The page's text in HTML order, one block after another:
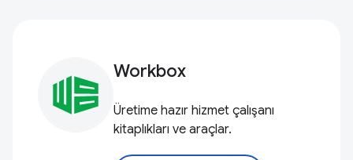
Workbox
Üretime hazır hizmet çalışanı
kitaplıkları ve araçlar.